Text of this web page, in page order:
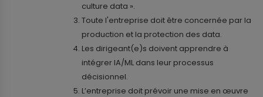
culture data ».
Toute l'entreprise doit être concernée par la
production et la protection des data.
Les dirigeant(e)s doivent apprendre à
intégrer IA/ML dans leur processus
décisionnel.
L’entreprise doit prévoir une mise en œuvre